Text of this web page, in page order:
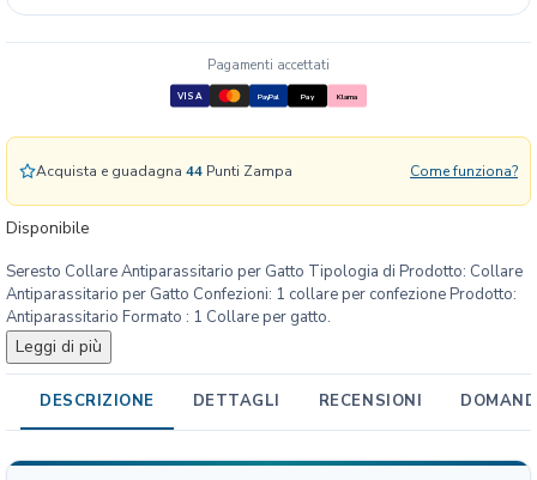
Disponibile
Seresto Collare Antiparassitario per Gatto Tipologia di Prodotto: Collare
Antiparassitario per Gatto Confezioni: 1 collare per confezione Prodotto:
Antiparassitario Formato : 1 Collare per gatto.
Leggi di più
A
n
a
r
a
s
s
i
t
a
Acquista e guadagna 44 Punti Zampa Come funziona?
Pagamenti accettati
VISA PayPal Pay Klarna
DESCRIZIONE DETTAGLI RECENSIONI